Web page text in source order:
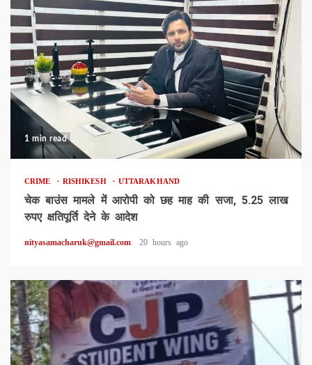
1 min read
CRIME RISHIKESH UTTARAKHAND
चेक बाउंस मामले में आरोपी को छह माह की सजा, 5.25 लाख
रुपए क्षतिपूर्ति देने के आदेश
nityasamacharuk@gmail.com 20 hours ago